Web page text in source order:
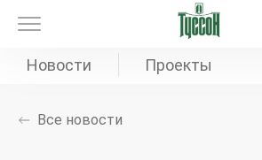
Новости Проекты
Все новости